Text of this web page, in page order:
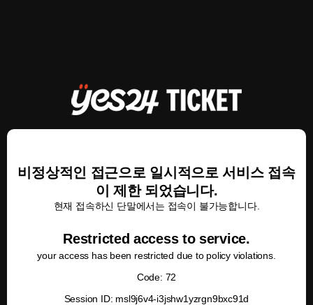
비정상적인 접근으로 일시적으로 서비스 접속
이 제한 되었습니다.
현재 접속하신 단말에서는 접속이 불가능합니다.
Restricted access to service.
your access has been restricted due to policy violations.
Code: 72
Session ID: msl9j6v4-i3jshw1yzrgn9bxc91d